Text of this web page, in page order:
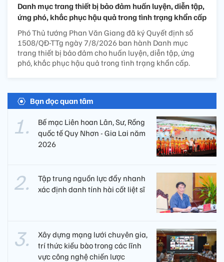
Danh mục trang thiết bị bảo đảm huấn luyện, diễn tập,
ứng phó, khắc phục hậu quả trong tình trạng khẩn cấp
Phó Thủ tướng Phan Văn Giang đã ký Quyết định số
1508/QĐ-TTg ngày 7/8/2026 ban hành Danh mục
trang thiết bị bảo đảm cho huấn luyện, diễn tập, ứng
phó, khắc phục hậu quả trong tình trạng khẩn cấp.
Bạn đọc quan tâm
Bế mạc Liên hoan Lân, Sư, Rồng
quốc tế Quy Nhơn - Gia Lai năm
2026
Tập trung nguồn lực đẩy nhanh
xác định danh tính hài cốt liệt sĩ
Xây dựng mạng lưới chuyên gia,
trí thức kiều bào trong các lĩnh
vực công nghệ chiến lược